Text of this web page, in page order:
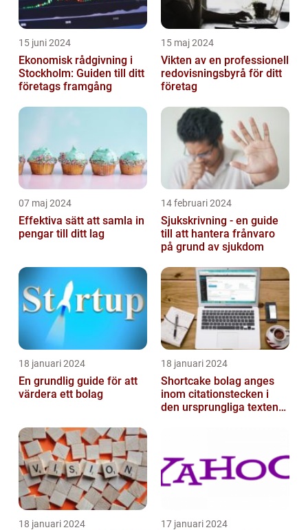
15 juni 2024
Ekonomisk rådgivning i
Stockholm: Guiden till ditt
företags framgång
15 maj 2024
Vikten av en professionell
redovisningsbyrå för ditt
företag
07 maj 2024
Effektiva sätt att samla in
pengar till ditt lag
14 februari 2024
Sjukskrivning - en guide
till att hantera frånvaro
på grund av sjukdom
18 januari 2024
En grundlig guide för att
värdera ett bolag
18 januari 2024
Shortcake bolag anges
inom citationstecken i
den ursprungliga texten
18 januari 2024 17 januari 2024